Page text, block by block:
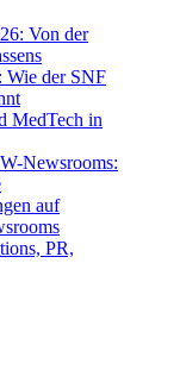
Von der
Wie der SNF
MedTech in
Newsrooms:
auf
PR,